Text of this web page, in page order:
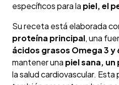
específicos para la piel, el
Su receta está elaborada
proteína principal, una
ácidos grasos Omega 3 y
mantener una piel sana,
la salud cardiovascular.